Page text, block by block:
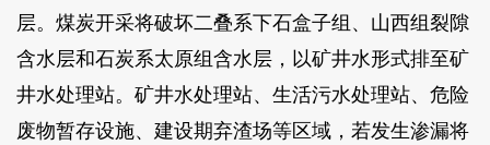
层。煤炭开采将破坏二叠系下石盒子组、山西组裂隙
含水层和石炭系太原组含水层，以矿井水形式排至矿
井水处理站。矿井水处理站、生活污水处理站、危险
废物暂存设施、建设期弃渣场等区域，若发生渗漏将